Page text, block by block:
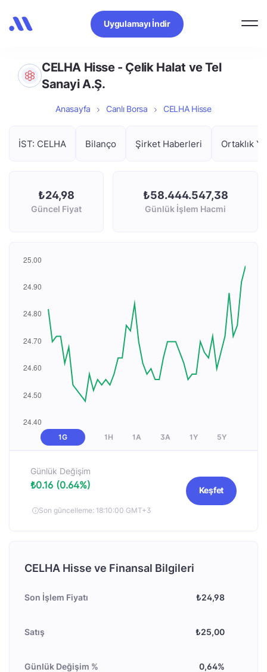
Uygulamayı İndir
CELHA Hisse - Çelik Halat ve Tel
Sanayi A.Ş.
Anasayfa Canlı Borsa CELHA Hisse
İST: CELHA Bilanço Şirket Haberleri Ortaklık
₺24,98
Güncel Fiyat
₺58.444.547,38
Günlük İşlem Hacmi
1G 1H 1A 3A 1Y 5Y
Günlük Değişim
₺0.16 (0.64%)
Son güncelleme: 18:10:00 GMT+3
Keşfet
CELHA Hisse ve Finansal Bilgileri
Son İşlem Fiyatı ₺24,98
Satış ₺25,00
Günlük Değişim % 0,64%